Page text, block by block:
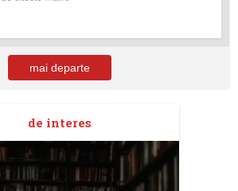
mai departe
de interes